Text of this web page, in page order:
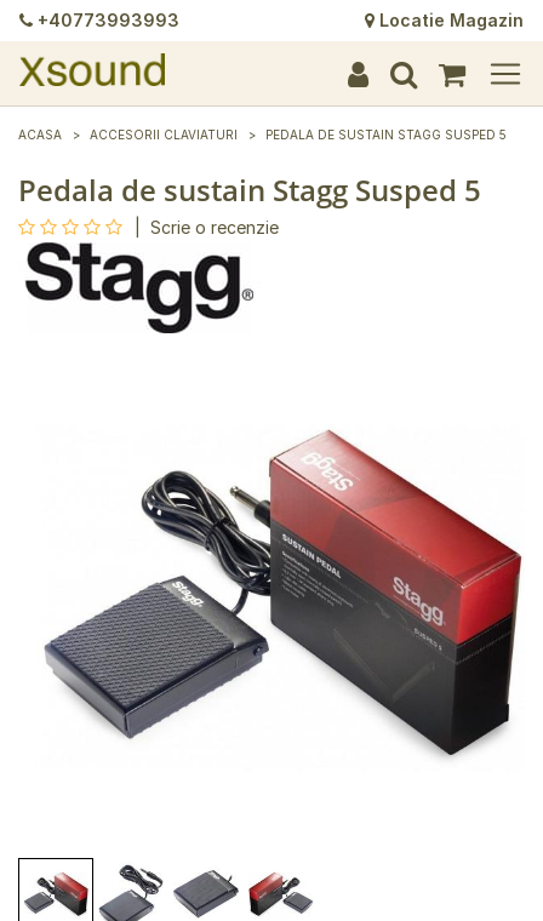
+40773993993 Locatie Magazin
+
+
+
+
+
+
+
+
+
+
+
+
+
+
ACASA ACCESORII CLAVIATURI PEDALA DE SUSTAIN STAGG SUSPED 5
Pedala de sustain Stagg Susped 5
Scrie o recenzie